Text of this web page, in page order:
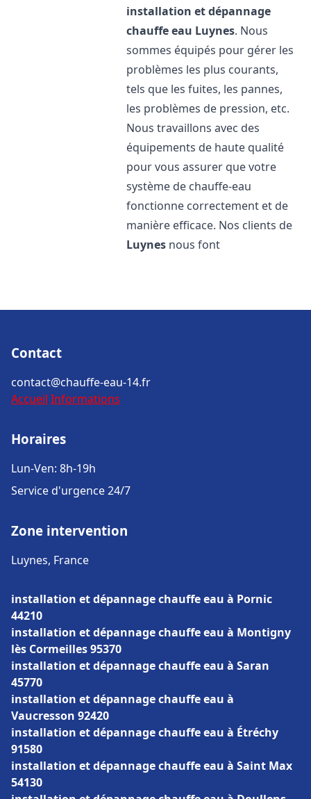
installation et dépannage
chauffe eau Luynes. Nous
sommes équipés pour gérer les
problèmes les plus courants,
tels que les fuites, les pannes,
les problèmes de pression, etc.
Nous travaillons avec des
équipements de haute qualité
pour vous assurer que votre
système de chauffe-eau
fonctionne correctement et de
manière efficace. Nos clients de
Luynes nous font
Contact
contact@chauffe-eau-14.fr
Accueil Informations
Horaires
Lun-Ven: 8h-19h
Service d'urgence 24/7
Zone intervention
Luynes, France
installation et dépannage chauffe eau à Pornic
44210
installation et dépannage chauffe eau à Montigny
lès Cormeilles 95370
installation et dépannage chauffe eau à Saran
45770
installation et dépannage chauffe eau à
Vaucresson 92420
installation et dépannage chauffe eau à Étréchy
91580
installation et dépannage chauffe eau à Saint Max
54130